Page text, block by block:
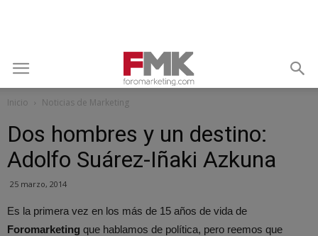
Inicio Noticias de Marketing
Dos hombres y un destino:
Adolfo Suárez-Iñaki Azkuna
25 marzo, 2014
Es la primera vez en los más de 15 años de vida de
Foromarketing que hablamos de política, pero reemos que